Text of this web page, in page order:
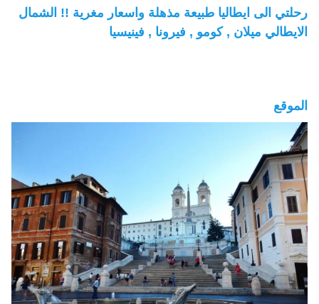
رحلتي الى ايطاليا طبيعة مذهلة واسعار مغرية !! الشمال
الايطالي ميلان , كومو , فيرونا , فينيسيا
الموقع